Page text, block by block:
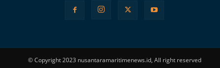
© Copyright 2023 nusantaramaritimenews.id, All right reserved